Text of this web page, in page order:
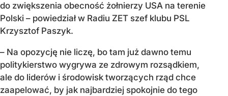
do zwiększenia obecność żołnierzy USA na terenie
Polski – powiedział w Radiu ZET szef klubu PSL
Krzysztof Paszyk.
– Na opozycję nie liczę, bo tam już dawno temu
politykierstwo wygrywa ze zdrowym rozsądkiem,
ale do liderów i środowisk tworzących rząd chce
zaapelować, by jak najbardziej spokojnie do tego